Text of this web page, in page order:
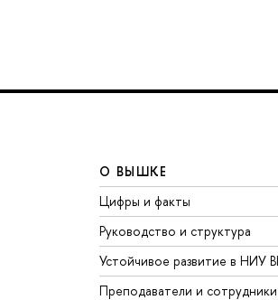
О ВЫШКЕ
Цифры и факты
Руководство и структура
Устойчивое развитие в НИУ
Преподаватели и сотрудники